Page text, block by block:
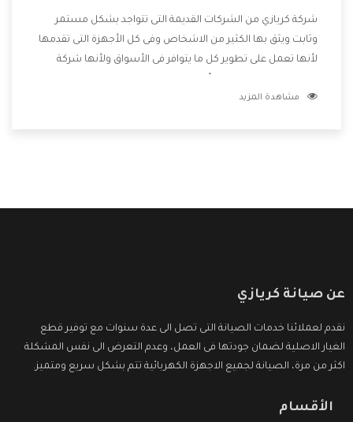
شركة كريازي من الشركات القديمة التى تتواجد بشكل مستمر
وثابت ويثق بها الكثير من الاشخاص وفى كل الأجهزة التى تقدمها
لأنها تعمل على تطوير كل ما يتوافر فى الأسواق ولأنها شركة
وتقدم للعملاء أقوى العروض والخصومات التى تسهل على
مشاهدة المزيد
عن صيانة كريازي
نقدم لعملائنا خدمات الصيانة التى تصل الى عدة سنوات مع توفير قطع
الغيار الاصلية لضمان جودتها فى العمل، وعدم التعرض الى نفس المشكلة
اكثر من مرة، الصيانة لجميع الاجهزة الكهربائية تتم بشكل سريع ومتميز.
الأقسام